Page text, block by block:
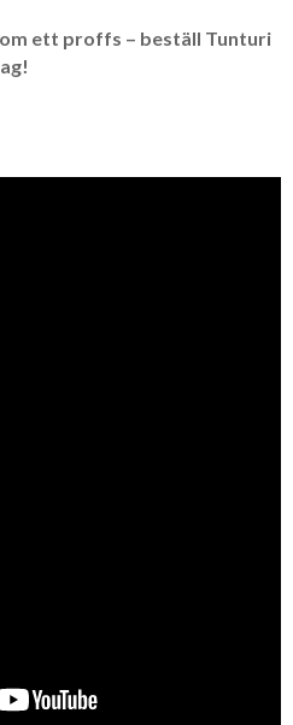
ett proffs – beställ Tunturi